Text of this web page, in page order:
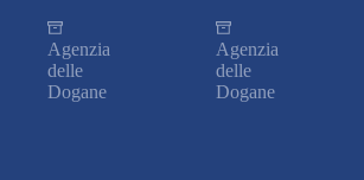
Agenzia
delle
Dogane
Agenzia
delle
Dogane